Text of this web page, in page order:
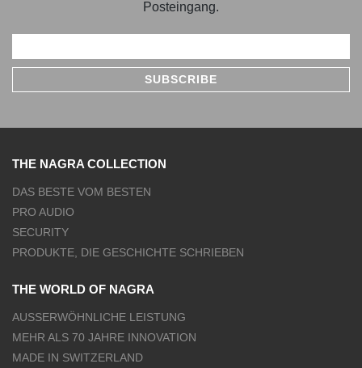
Posteingang.
THE NAGRA COLLECTION
DAS BESTE VOM BESTEN
PRO AUDIO
SECURITY
PRODUKTE, DIE GESCHICHTE SCHRIEBEN
THE WORLD OF NAGRA
AUSSERWÖHNLICHE LEISTUNG
MEHR ALS 70 JAHRE INNOVATION
MADE IN SWITZERLAND